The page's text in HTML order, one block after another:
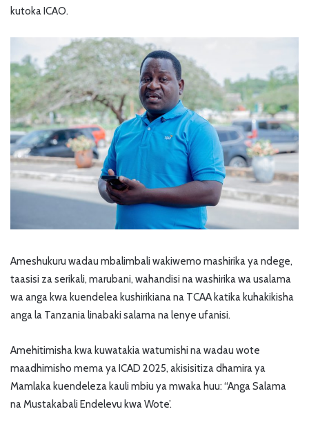
kutoka ICAO.
Ameshukuru wadau mbalimbali wakiwemo mashirika ya ndege,
taasisi za serikali, marubani, wahandisi na washirika wa usalama
wa anga kwa kuendelea kushirikiana na TCAA katika kuhakikisha
anga la Tanzania linabaki salama na lenye ufanisi.
Amehitimisha kwa kuwatakia watumishi na wadau wote
maadhimisho mema ya ICAD 2025, akisisitiza dhamira ya
Mamlaka kuendeleza kauli mbiu ya mwaka huu: “Anga Salama
na Mustakabali Endelevu kwa Wote’.